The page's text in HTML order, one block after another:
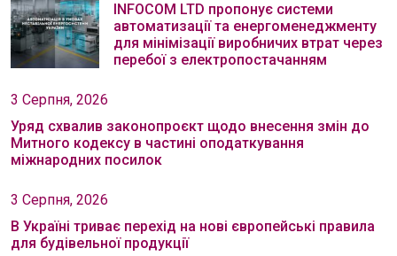
INFOCOM LTD пропонує системи
автоматизації та енергоменеджменту
для мінімізації виробничих втрат через
перебої з електропостачанням
3 Серпня, 2026
Уряд схвалив законопроєкт щодо внесення змін до
Митного кодексу в частині оподаткування
міжнародних посилок
3 Серпня, 2026
В Україні триває перехід на нові європейські правила
для будівельної продукції